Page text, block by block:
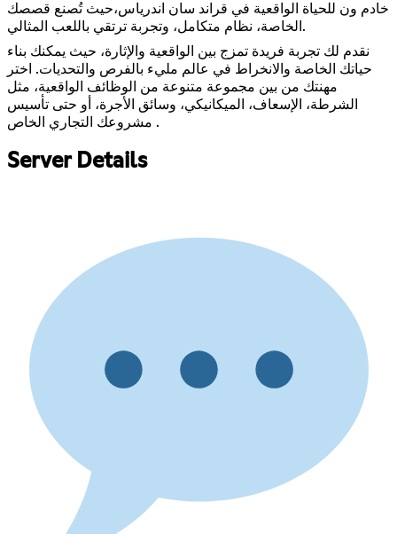
خادم ون للحياة الواقعية في قراند سان اندرياس،حيث تُصنع قصصك
الخاصة، نظام متكامل، وتجربة ترتقي باللعب المثالي.
نقدم لك تجربة فريدة تمزج بين الواقعية والإثارة، حيث يمكنك بناء
حياتك الخاصة والانخراط في عالم مليء بالفرص والتحديات. اختر
مهنتك من بين مجموعة متنوعة من الوظائف الواقعية، مثل
الشرطة، الإسعاف، الميكانيكي، وسائق الأجرة، أو حتى تأسيس
مشروعك التجاري الخاص .
Server Details